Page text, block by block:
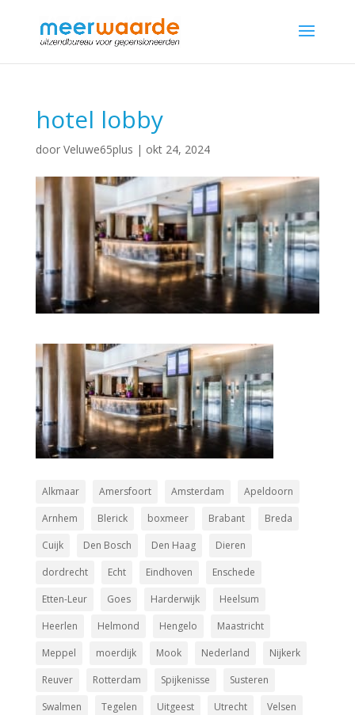
hotel lobby
door Veluwe65plus | okt 24, 2024
Alkmaar Amersfoort Amsterdam
Apeldoorn
Arnhem
Blerick boxmeer Brabant
Breda
Cuijk
Den Bosch Den Haag
Dieren
dordrecht
Echt Eindhoven
Enschede
Etten-Leur
Goes Harderwijk
Heelsum
Heerlen
Helmond Hengelo
Maastricht
Meppel
moerdijk Mook Nederland
Nijkerk
Reuver
Rotterdam Spijkenisse
Susteren
Swalmen
Tegelen Uitgeest Utrecht
Velsen